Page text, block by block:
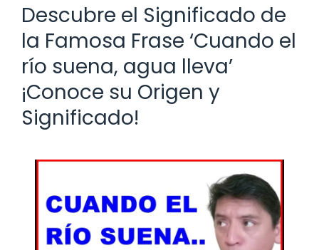
Descubre el Significado de
la Famosa Frase ‘Cuando el
río suena, agua lleva’
¡Conoce su Origen y
Significado!